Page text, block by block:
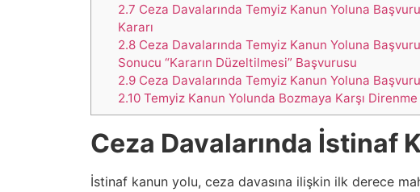
2.7 Ceza Davalarında Temyiz Kanun Yoluna
Kararı
2.8Ceza Davalarında Temyiz Kanun Yoluna
Sonucu “Kararın Düzeltilmesi” Başvurusu
2.9Ceza Davalarında Temyiz Kanun Yoluna
2.10Temyiz Kanun Yolunda Bozmaya Karşı
Ceza Davalarında İstinaf
İstinaf kanun yolu, ceza davasına ilişkin ilk derece